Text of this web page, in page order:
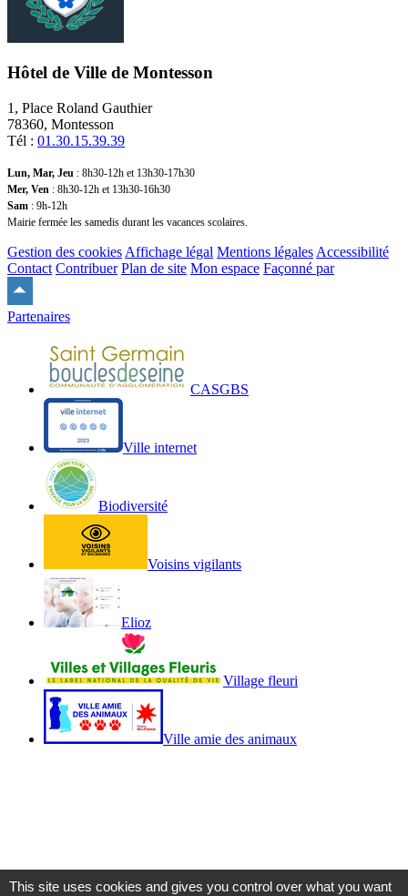
Hôtel de Ville de Montesson
1, Place Roland Gauthier
78360, Montesson
Tél : 01.30.15.39.39
Lun, Mar, Jeu : 8h30-12h et 13h30-17h30
Mer, Ven : 8h30-12h et 13h30-16h30
Sam : 9h-12h
Mairie fermée les samedis durant les vacances scolaires.
Gestion des cookies Affichage légal Mentions légales Accessibilité
Contact Contribuer Plan de site Mon espace Façonné par
haut
site
Partenaires
CASGBS
Ville internet
Biodiversité
Voisins vigilants
Elioz
Village fleuri
Ville amie des animaux
This site uses cookies and gives you control over what you want